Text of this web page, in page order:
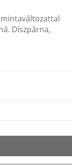
Díszpárna,